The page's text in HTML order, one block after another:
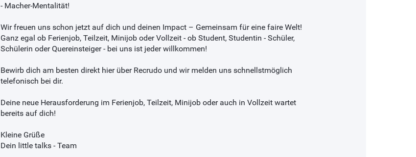
- Macher-Mentalität!
Wir freuen uns schon jetzt auf dich und deinen Impact – Gemeinsam für eine faire Welt!
Ganz egal ob Ferienjob, Teilzeit, Minijob oder Vollzeit - ob Student, Studentin - Schüler,
Schülerin oder Quereinsteiger - bei uns ist jeder willkommen!
Bewirb dich am besten direkt hier über Recrudo und wir melden uns schnellstmöglich
telefonisch bei dir.
Deine neue Herausforderung im Ferienjob, Teilzeit, Minijob oder auch in Vollzeit wartet
bereits auf dich!
Kleine Grüße
Dein little talks - Team